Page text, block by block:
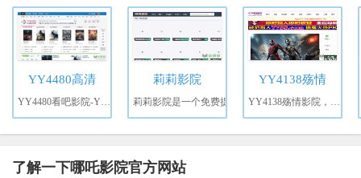
YY4480高清
YY4480看吧影院-YY448
莉莉影院
莉莉影院是一个免费提
YY4138殇情
YY4138殇情影院，看电影
了解一下哪吒影院官方网站